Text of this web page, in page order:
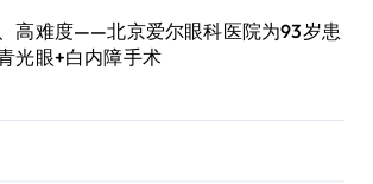
高难度——北京爱尔眼科医院为93岁患
光眼+白内障手术